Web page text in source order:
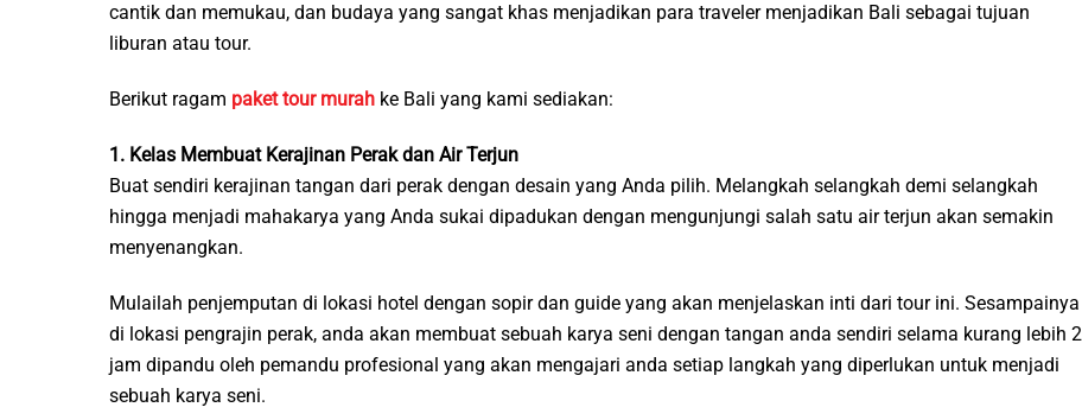
cantik dan memukau, dan budaya yang sangat khas menjadikan para traveler menjadikan Bali sebagai tujuan
liburan atau tour.
Berikut ragam paket tour murah ke Bali yang kami sediakan:
1. Kelas Membuat Kerajinan Perak dan Air Terjun
Buat sendiri kerajinan tangan dari perak dengan desain yang Anda pilih. Melangkah selangkah demi selangkah
hingga menjadi mahakarya yang Anda sukai dipadukan dengan mengunjungi salah satu air terjun akan semakin
menyenangkan.
Mulailah penjemputan di lokasi hotel dengan sopir dan guide yang akan menjelaskan inti dari tour ini. Sesampainya
di lokasi pengrajin perak, anda akan membuat sebuah karya seni dengan tangan anda sendiri selama kurang lebih 2
jam dipandu oleh pemandu profesional yang akan mengajari anda setiap langkah yang diperlukan untuk menjadi
sebuah karya seni.